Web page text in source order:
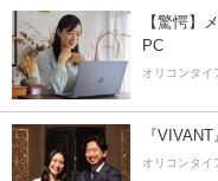
【驚愕】
PC
オリコンタイ
『
オリコンタイ